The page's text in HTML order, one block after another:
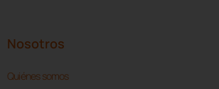
Nosotros
Quiénes somos